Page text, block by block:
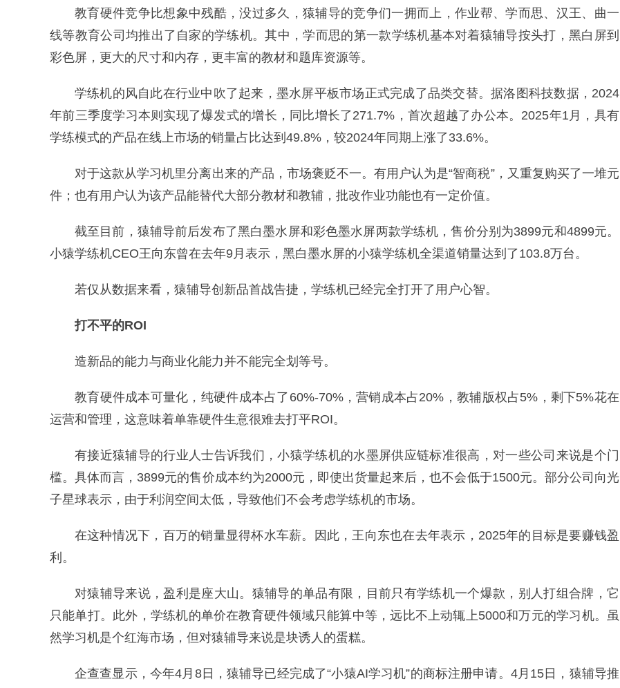
教育硬件竞争比想象中残酷，没过多久，猿辅导的竞争们一拥而上，作业帮、学而思、汉王、曲一
线等教育公司均推出了自家的学练机。其中，学而思的第一款学练机基本对着猿辅导按头打，黑白屏到
彩色屏，更大的尺寸和内存，更丰富的教材和题库资源等。
学练机的风自此在行业中吹了起来，墨水屏平板市场正式完成了品类交替。据洛图科技数据，2024
年前三季度学习本则实现了爆发式的增长，同比增长了271.7%，首次超越了办公本。2025年1月，具有
学练模式的产品在线上市场的销量占比达到49.8%，较2024年同期上涨了33.6%。
对于这款从学习机里分离出来的产品，市场褒贬不一。有用户认为是“智商税”，又重复购买了一堆元
件；也有用户认为该产品能替代大部分教材和教辅，批改作业功能也有一定价值。
截至目前，猿辅导前后发布了黑白墨水屏和彩色墨水屏两款学练机，售价分别为3899元和4899元。
小猿学练机CEO王向东曾在去年9月表示，黑白墨水屏的小猿学练机全渠道销量达到了103.8万台。
若仅从数据来看，猿辅导创新品首战告捷，学练机已经完全打开了用户心智。
打不平的ROI
造新品的能力与商业化能力并不能完全划等号。
教育硬件成本可量化，纯硬件成本占了60%-70%，营销成本占20%，教辅版权占5%，剩下5%花在
运营和管理，这意味着单靠硬件生意很难去打平ROI。
有接近猿辅导的行业人士告诉我们，小猿学练机的水墨屏供应链标准很高，对一些公司来说是个门
槛。具体而言，3899元的售价成本约为2000元，即使出货量起来后，也不会低于1500元。部分公司向光
子星球表示，由于利润空间太低，导致他们不会考虑学练机的市场。
在这种情况下，百万的销量显得杯水车薪。因此，王向东也在去年表示，2025年的目标是要赚钱盈
利。
对猿辅导来说，盈利是座大山。猿辅导的单品有限，目前只有学练机一个爆款，别人打组合牌，它
只能单打。此外，学练机的单价在教育硬件领域只能算中等，远比不上动辄上5000和万元的学习机。虽
然学习机是个红海市场，但对猿辅导来说是块诱人的蛋糕。
企查查显示，今年4月8日，猿辅导已经完成了“小猿AI学习机”的商标注册申请。4月15日，猿辅导推